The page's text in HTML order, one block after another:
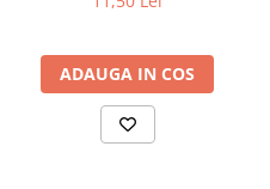
ADAUGA IN COS